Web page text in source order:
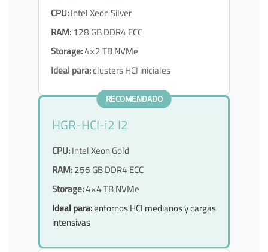
CPU:Intel Xeon Silver
RAM:128 GB DDR4 ECC
Storage:4×2 TB NVMe
Ideal para:clusters HCI iniciales
RECOMENDADO
HGR-HCI-i2 I2
CPU:Intel Xeon Gold
RAM:256 GB DDR4 ECC
Storage:4×4 TB NVMe
Ideal para:entornos HCI medianos y cargas
intensivas